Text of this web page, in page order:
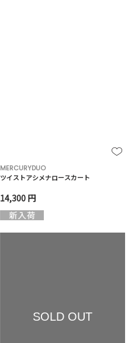
MERCURYDUO
ツイストアシメナロースカート
14,300 円
SOLD OUT